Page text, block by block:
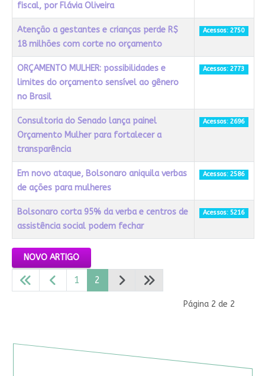
fiscal, por Flávia Oliveira
Atenção a gestantes e crianças perde R$
18 milhões com corte no orçamento
Acessos: 2750
ORÇAMENTO MULHER: possibilidades e
limites do orçamento sensível ao gênero
no Brasil
Acessos: 2773
Consultoria do Senado lança painel
Orçamento Mulher para fortalecer a
transparência
Acessos: 2696
Em novo ataque, Bolsonaro aniquila verbas
de ações para mulheres
Acessos: 2586
Bolsonaro corta 95% da verba e centros de
assistência social podem fechar
Acessos: 5216
NOVO ARTIGO
Página 2 de 2
1 2